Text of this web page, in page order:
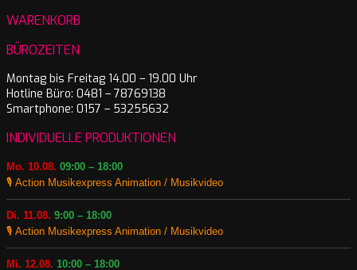
WARENKORB
BÜROZEITEN
Montag bis Freitag 14.00 – 19.00 Uhr
Hotline Büro: 0481 – 78769138
Smartphone: 0157 – 53255632
INDIVIDUELLE PRODUKTIONEN
Mo. 10.08. 09:00 – 18:00
🎙️ Action Musikexpress Animation / Musikvideo
Di. 11.08. 9:00 – 18:00
🎙️ Action Musikexpress Animation / Musikvideo
Mi. 12.08. 10:00 – 18:00